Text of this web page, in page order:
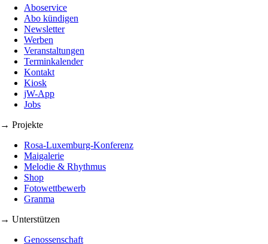
Aboservice
Abo kündigen
Newsletter
Werben
Veranstaltungen
Terminkalender
Kontakt
Kiosk
jW-App
Jobs
→ Projekte
Rosa-Luxemburg-Konferenz
Maigalerie
Melodie & Rhythmus
Shop
Fotowettbewerb
Granma
→ Unterstützen
Genossenschaft